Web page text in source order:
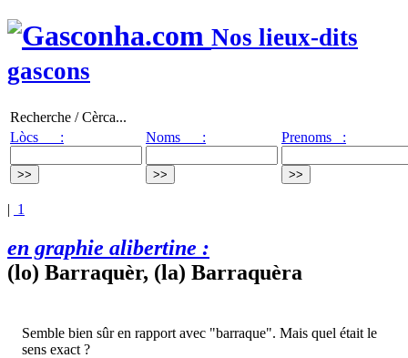
Nos lieux-dits
gascons
Recherche / Cèrca...
Lòcs :
Noms : Prenoms :
| 1
en graphie alibertine :
(lo) Barraquèr, (la) Barraquèra
Semble bien sûr en rapport avec "barraque". Mais quel était le
sens exact ?